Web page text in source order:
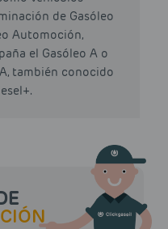
de Gasóleo
Automoción,
el Gasóleo A o
también conocido